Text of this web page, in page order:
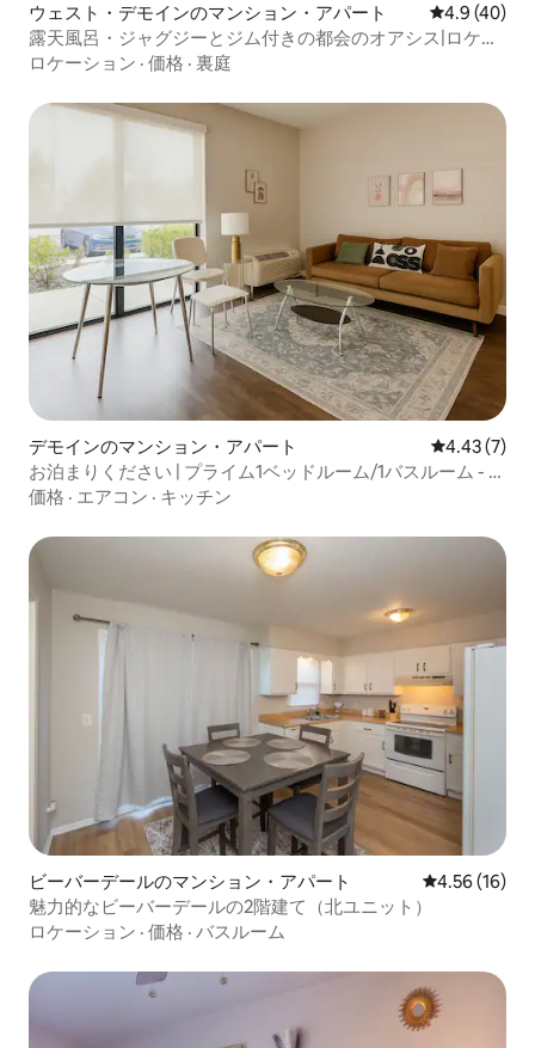
ウェスト・デモインのマンション・アパート レビュー40
4.9 (40)
露天風呂・ジャグジーとジム付きの都会のオアシス|ロケー
ション！
ロケーション · 価格 · 裏庭
デモインのマンション・アパート レビュー7
4.43 (7)
お泊まりください | プライム1ベッドルーム/1バスルーム - デ
モインのダウンタウン
価格 · エアコン · キッチン
ビーバーデールのマンション・アパート レビュー16
4.56 (16)
魅力的なビーバーデールの2階建て（北ユニット）
ロケーション · 価格 · バスルーム